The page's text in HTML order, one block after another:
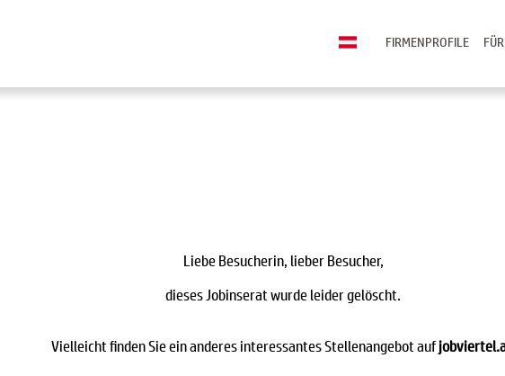
FIRMENPROFILE
Liebe Besucherin, lieber Besucher,
dieses Jobinserat wurde leider gelöscht.
Vielleicht finden Sie ein anderes interessantes Stellenangebot auf